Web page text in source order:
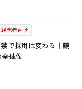
経営者向け
で採用は変わる｜競
体像